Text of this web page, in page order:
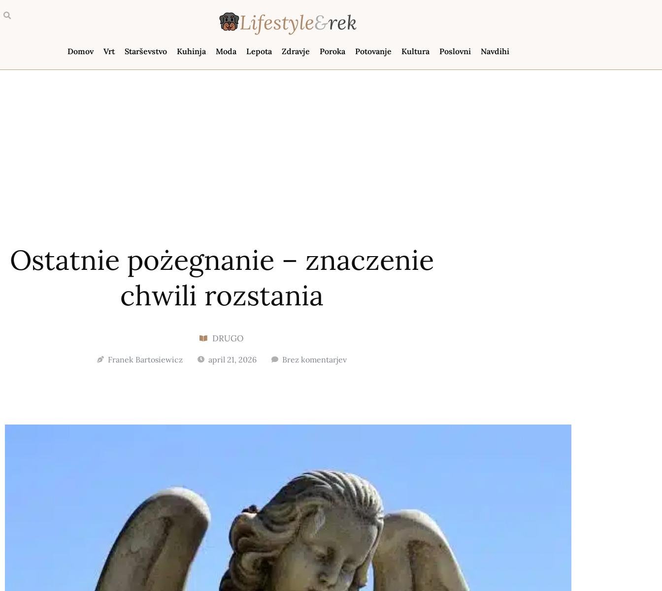
Domov Vrt Starševstvo Kuhinja Moda Lepota Zdravje Poroka Potovanje Kultura Poslovni Navdihi
Ostatnie pożegnanie – znaczenie
chwili rozstania
DRUGO
Franek Bartosiewicz april 21, 2026 Brez komentarjev